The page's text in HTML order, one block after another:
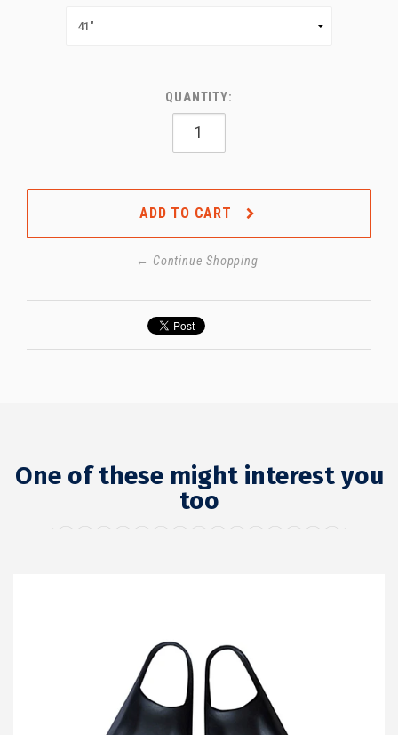
QUANTITY:
ADD TO CART
← Continue Shopping
One of these might interest you
too